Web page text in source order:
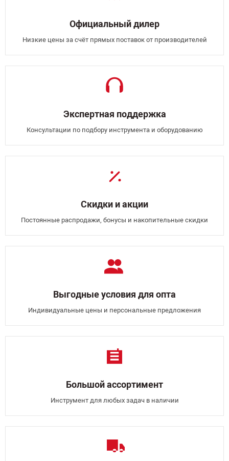
Официальный дилер
Низкие цены за счёт прямых поставок от производителей
Экспертная поддержка
Консультации по подбору инструмента и оборудованию
Скидки и акции
Постоянные распродажи, бонусы и накопительные скидки
Выгодные условия для опта
Индивидуальные цены и персональные предложения
Большой ассортимент
Инструмент для любых задач в наличии